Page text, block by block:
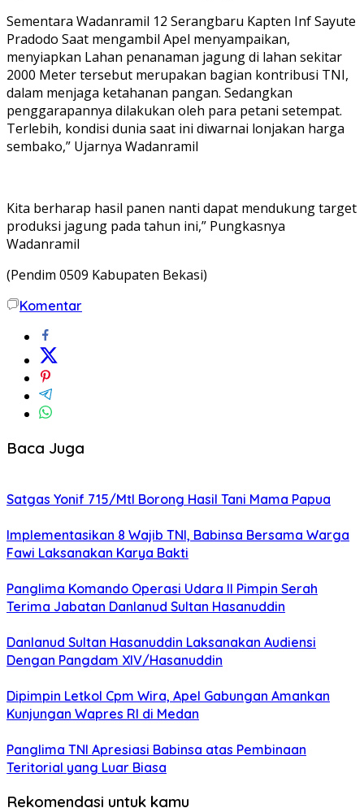
Sementara Wadanramil 12 Serangbaru Kapten Inf Sayute
Pradodo Saat mengambil Apel menyampaikan,
menyiapkan Lahan penanaman jagung di lahan sekitar
2000 Meter tersebut merupakan bagian kontribusi TNI,
dalam menjaga ketahanan pangan. Sedangkan
penggarapannya dilakukan oleh para petani setempat.
Terlebih, kondisi dunia saat ini diwarnai lonjakan harga
sembako,” Ujarnya Wadanramil
Kita berharap hasil panen nanti dapat mendukung target
produksi jagung pada tahun ini,” Pungkasnya
Wadanramil
(Pendim 0509 Kabupaten Bekasi)
Komentar
Baca Juga
Satgas Yonif 715/Mtl Borong Hasil Tani Mama Papua
Implementasikan 8 Wajib TNI, Babinsa Bersama Warga
Fawi Laksanakan Karya Bakti
Panglima Komando Operasi Udara II Pimpin Serah
Terima Jabatan Danlanud Sultan Hasanuddin
Danlanud Sultan Hasanuddin Laksanakan Audiensi
Dengan Pangdam XIV/Hasanuddin
Dipimpin Letkol Cpm Wira, Apel Gabungan Amankan
Kunjungan Wapres RI di Medan
Panglima TNI Apresiasi Babinsa atas Pembinaan
Teritorial yang Luar Biasa
Rekomendasi untuk kamu